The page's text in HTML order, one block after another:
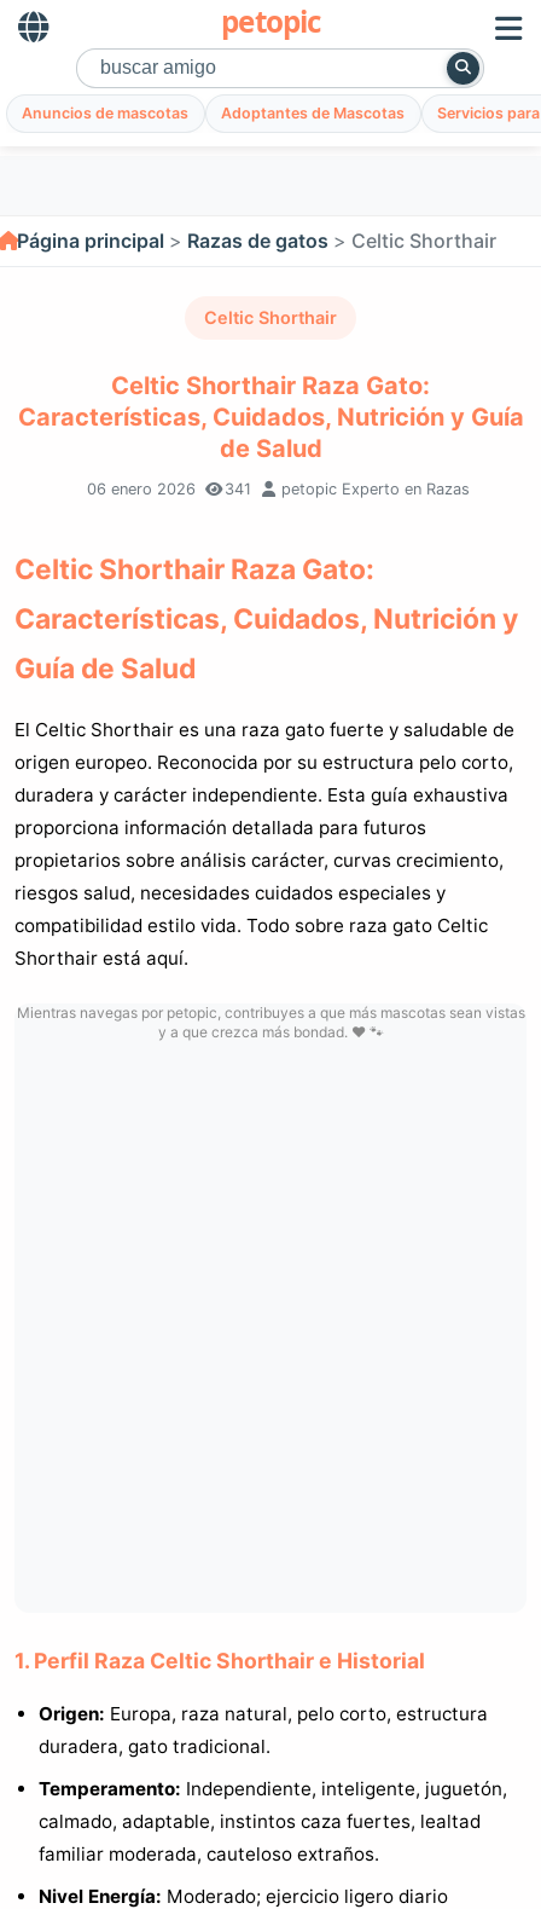
petopic
Anuncios de mascotas Adoptantes de Mascotas Servicios
Página principal Razas de gatos Celtic Shorthair
Celtic Shorthair
Celtic Shorthair Raza Gato:
Características, Cuidados, Nutrición y Guía
de Salud
06 enero 2026 341 petopic Experto en Razas
Celtic Shorthair Raza Gato:
Características, Cuidados, Nutrición y
Guía de Salud
El Celtic Shorthair es una raza gato fuerte y saludable de
origen europeo. Reconocida por su estructura pelo corto,
duradera y carácter independiente. Esta guía exhaustiva
proporciona información detallada para futuros
propietarios sobre análisis carácter, curvas crecimiento,
riesgos salud, necesidades cuidados especiales y
compatibilidad estilo vida. Todo sobre raza gato Celtic
Shorthair está aquí.
Mientras navegas por petopic, contribuyes a que más mascotas sean vistas
y a que crezca más bondad. ❤️ 🐾
1. Perfil Raza Celtic Shorthair e Historial
Origen: Europa, raza natural, pelo corto, estructura
duradera, gato tradicional.
Temperamento: Independiente, inteligente, juguetón,
calmado, adaptable, instintos caza fuertes, lealtad
familiar moderada, cauteloso extraños.
Nivel Energía: Moderado; ejercicio ligero diario